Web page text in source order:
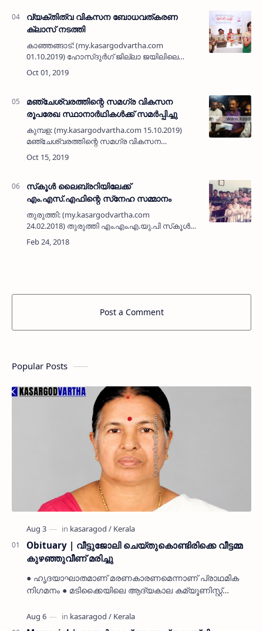
വ്യക്തിത്വ വികസന ബോധവത്കരണ
ക്ലാസ് നടത്തി
കാഞ്ഞങ്ങാട്: (my.kasargodvartha.com
01.10.2019) ഹോസ്ദുര്‍ഗ് ജില്ലാ ജയിലിലെ
അന്തേവാസികള്‍ക്കായി വ്യക്തിത്വ വികസന
ബോധവത്കരണ ക്ലാസ് നടത്തി. കുടുംബശ്രീ
മഞ്ചേശ്വരത്തിന്റെ സമഗ്ര വികസന
രൂപരേഖ സ്ഥാനാര്‍ഥികള്‍ക്ക് സമര്‍പ്പിച്ചു
കുമ്പള: (my.kasargodvartha.com 15.10.2019)
മഞ്ചേശ്വരത്തിന്റെ സമഗ്ര വികസന
പദ്ധതികളുടെ രൂപരേഖ തയാറാക്കി മൊഗ്രാല്‍
ദേശീയവേദി യു ഡി എഫ്, എല്‍ ഡി എഫ്, ബി ജെ
സ്‌കൂള്‍ ലൈബ്രറിയിലേക്ക്
എം.എസ്.എഫിന്റെ സ്‌നേഹ സമ്മാനം
തുരുത്തി: (my.kasargodvartha.com
24.02.2018) തുരുത്തി എം.എം.എ.യു.പി സ്‌കൂള്‍
ലൈബ്രറിയിലേക്ക് തുരുത്തി ശാഖ
എം.എസ്.എഫ് പുസ്തകങ്ങള്‍ കൈമാറി.
Post a Comment
Popular Posts
Obituary | വീട്ടുജോലി ചെയ്തുകൊണ്ടിരിക്കെ വീട്ടമ്മ
കുഴഞ്ഞുവീണ് മരിച്ചു
● ഹൃദയാഘാതമാണ് മരണകാരണമെന്നാണ് പ്രാഥമിക
നിഗമനം ● മടിക്കൈയിലെ ആദ്യകാല കമ്യൂണിസ്റ്റ്
മകളാണ് ● വിവരമറിഞ്ഞ് ജനപ്ര…